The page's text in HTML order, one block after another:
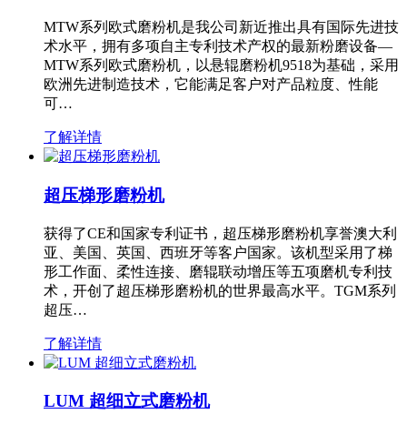
MTW系列欧式磨粉机是我公司新近推出具有国际先进技
术水平，拥有多项自主专利技术产权的最新粉磨设备—
MTW系列欧式磨粉机，以悬辊磨粉机9518为基础，采用
欧洲先进制造技术，它能满足客户对产品粒度、性能
可…
了解详情
超压梯形磨粉机
获得了CE和国家专利证书，超压梯形磨粉机享誉澳大利
亚、美国、英国、西班牙等客户国家。该机型采用了梯
形工作面、柔性连接、磨辊联动增压等五项磨机专利技
术，开创了超压梯形磨粉机的世界最高水平。TGM系列
超压…
了解详情
LUM 超细立式磨粉机